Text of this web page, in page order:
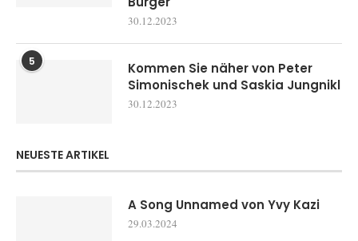
30.12.2023
5
Kommen Sie näher von Peter
Simonischek und Saskia Jungnikl
30.12.2023
NEUESTE ARTIKEL
A Song Unnamed von Yvy Kazi
29.03.2024